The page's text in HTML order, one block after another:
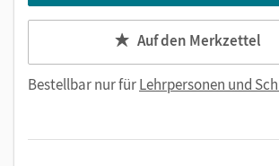
Auf den Merkzettel
Bestellbar nur fürLehrpersonen und